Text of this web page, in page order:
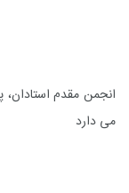
انجمن مقدم استادان،
می دارد